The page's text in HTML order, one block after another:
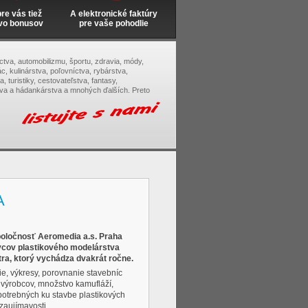
vás tiež
bonusov
A elektronické faktúry
pre vaše pohodlie
automobilizmu, športu, zdravia, módy,
kulinárstva, poľovníctva, rybárstva,
turistiky, cestovateľstva, fantasy,
a hádankárstva a mnohých ďalších. Preto
Aeromedia a.s. Praha
plastikového modelárstva
ktorý vychádza dvakrát ročne.
výkresy, porovnanie stavebníc
množstvo kamufláží,
ku stavbe plastikových